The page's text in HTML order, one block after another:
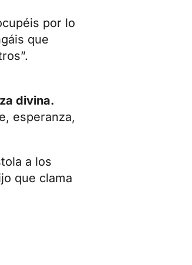
por lo
que
divina.
esperanza,
a los
que clama